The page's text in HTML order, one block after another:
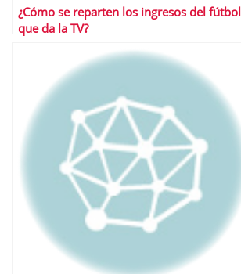
¿Cómo se reparten los ingresos del fútbol
que da la TV?